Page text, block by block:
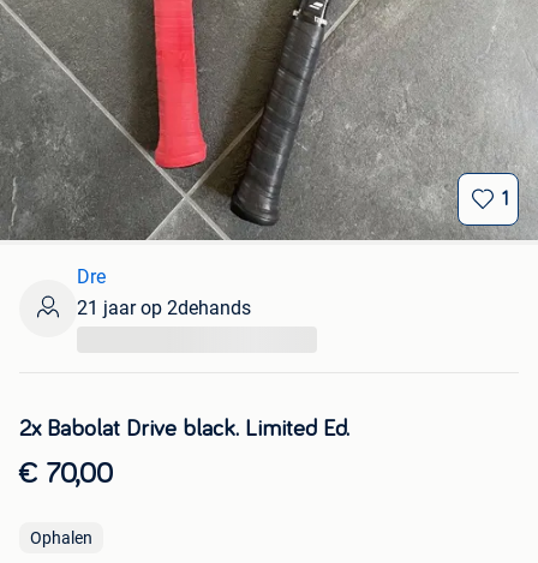
1
2x Babolat Drive black. Limited Ed.
€ 70,00
Ophalen
Dre
21 jaar op 2dehands